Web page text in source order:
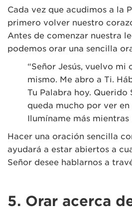
Cada vez que acudimos a la
primero volver nuestro
Antes de comenzar nuestra
podemos orar una sencilla
“Señor Jesús, vuelvo mi
mismo. Me abro a Ti.
Tu Palabra hoy. Querido
queda mucho por ver en
Ilumíname más mientras
Hacer una oración sencilla
ayudará a estar abiertos a
Señor desee hablarnos a
5. Orar acerca